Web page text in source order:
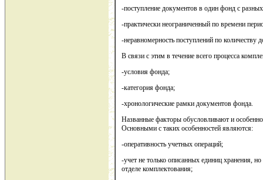
-поступление документов в один фонд с
-практически неограниченный по времени
-неравномерность поступлений по количеству
В связи с этим в течение всего процесса
-условия фонда;
-категория фонда;
-хронологические рамки документов фонда.
Названные факторы обусловливают и
Основными с таких особенностей являются:
-оперативность учетных операций;
-учет не только описанных единиц хранения,
отделе комплектования;